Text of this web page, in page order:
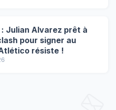
Julian Alvarez prêt à
pour signer au
résiste !